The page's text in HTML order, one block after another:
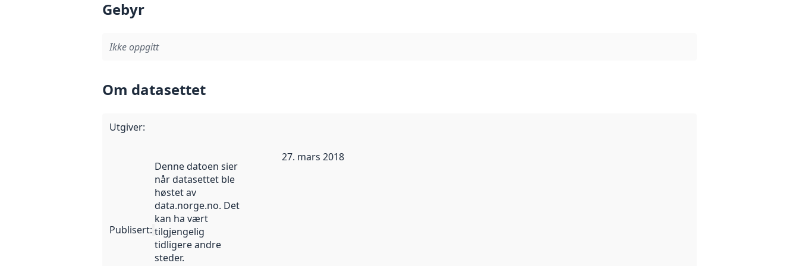
Gebyr
Ikke oppgitt
Om datasettet
Utgiver:
Publisert:
Denne datoen sier
når datasettet ble
høstet av
data.norge.no. Det
kan ha vært
tilgjengelig
tidligere andre
steder.
27. mars 2018